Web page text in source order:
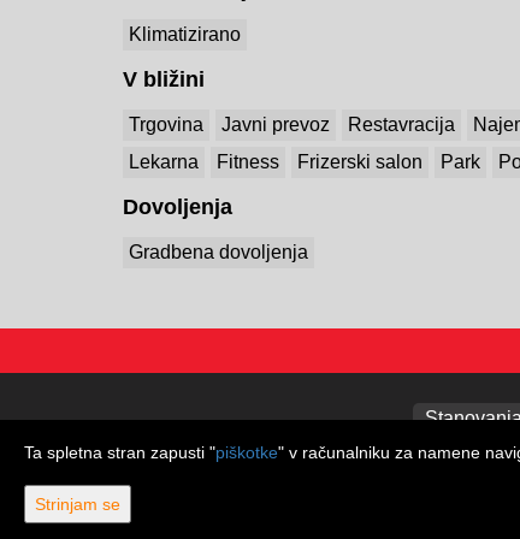
Klimatizirano
V bližini
Trgovina Javni prevoz Restavracija
Lekarna
Fitness Frizerski salon Park
Dovoljenja
Gradbena dovoljenja
Ta spletna stran zapusti "piškotke" v računalniku za namene
Strinjam se